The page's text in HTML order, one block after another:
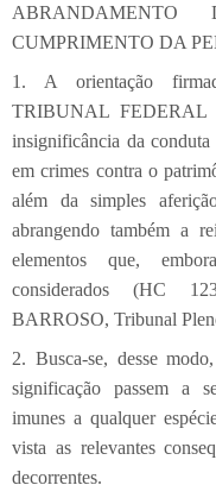
CUMPRIMENTO DA
1. A orientação
TRIBUNAL FEDERAL
insignificância da
em crimes contra o
além da simples
abrangendo também a
elementos que,
considerados (HC
BARROSO, Tribunal
2. Busca-se, desse
significação passem a
imunes a qualquer
vista as relevantes
decorrentes.